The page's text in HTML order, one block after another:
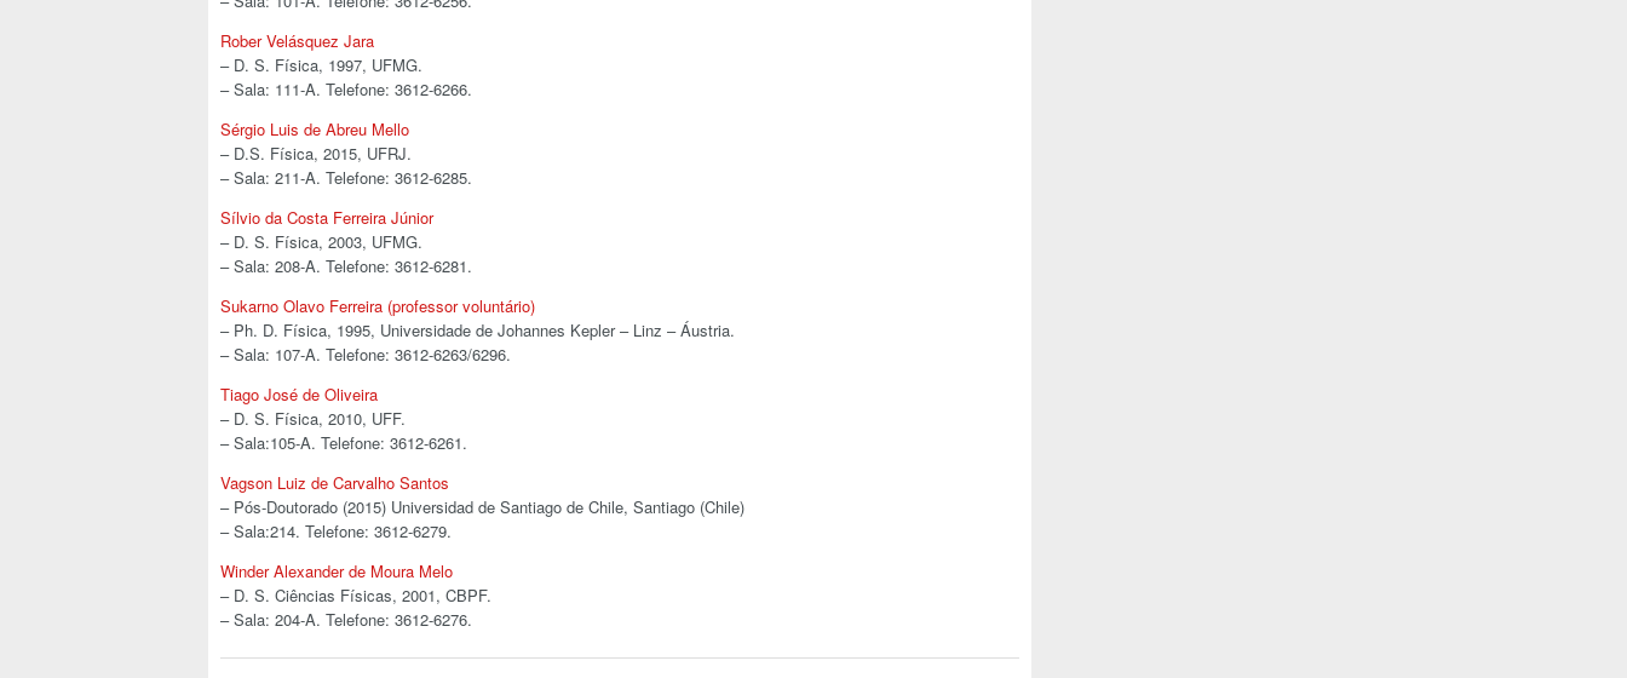
Rober Velásquez Jara
– D. S. Física, 1997, UFMG.
– Sala: 111-A. Telefone: 3612-6266.
Sérgio Luis de Abreu Mello
– D.S. Física, 2015, UFRJ.
– Sala: 211-A. Telefone: 3612-6285.
Sílvio da Costa Ferreira Júnior
– D. S. Física, 2003, UFMG.
– Sala: 208-A. Telefone: 3612-6281.
Sukarno Olavo Ferreira (professor voluntário)
– Ph. D. Física, 1995, Universidade de Johannes Kepler – Linz – Áustria.
– Sala: 107-A. Telefone: 3612-6263/6296.
Tiago José de Oliveira
– D. S. Física, 2010, UFF.
– Sala:105-A. Telefone: 3612-6261.
Vagson Luiz de Carvalho Santos
– Pós-Doutorado (2015) Universidad de Santiago de Chile, Santiago (Chile)
– Sala:214. Telefone: 3612-6279.
Winder Alexander de Moura Melo
– D. S. Ciências Físicas, 2001, CBPF.
– Sala: 204-A. Telefone: 3612-6276.